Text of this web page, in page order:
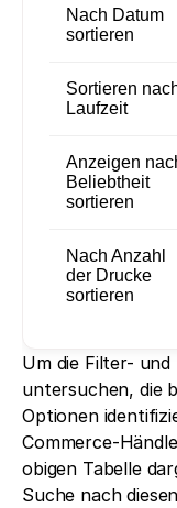
Nach Datum
sortieren
Sortieren
Laufzeit
Anzeigen
Beliebtheit
sortieren
Nach Anzahl
der Drucke
sortieren
Um die Filter-
untersuchen, die
Optionen
Commerce-
obigen Tabelle
Suche nach